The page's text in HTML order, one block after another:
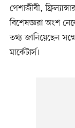
পেশাজীবী,
বিশেষজ্ঞরা অংশ
তথ্য জানিয়েছেন
মার্কেটার্স।